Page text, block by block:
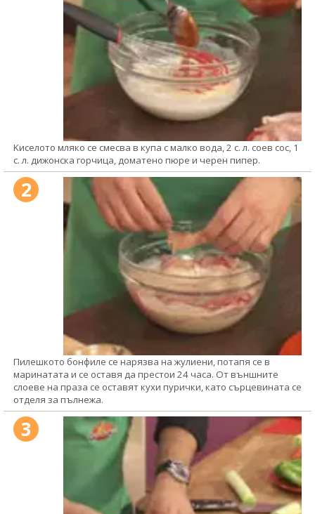
Kиселото мляко се смесва в купа с малко вода, 2 с. л. соев сос, 1
с. л. дижонска горчица, доматено пюре и черен пипер.
2
Пилешкото бонфиле се нарязва на жулиени, потапя се в
маринатата и се оставя да престои 24 часа. От външните
слоеве на праза се оставят кухи пурички, като сърцевината се
отделя за пълнежа.
3